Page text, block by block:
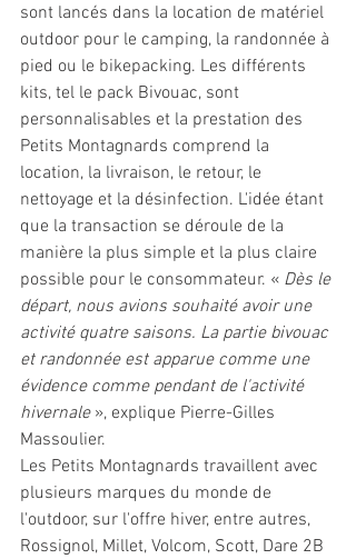
sont lancés dans la location de matériel
outdoor pour le camping, la randonnée à
pied ou le bikepacking. Les différents
kits, tel le pack Bivouac, sont
personnalisables et la prestation des
Petits Montagnards comprend la
location, la livraison, le retour, le
nettoyage et la désinfection. L'idée étant
que la transaction se déroule de la
manière la plus simple et la plus claire
possible pour le consommateur. « Dès le
départ, nous avions souhaité avoir une
activité quatre saisons. La partie bivouac
et randonnée est apparue comme une
évidence comme pendant de l'activité
hivernale », explique Pierre-Gilles
Massoulier.
Les Petits Montagnards travaillent avec
plusieurs marques du monde de
l'outdoor, sur l'offre hiver, entre autres,
Rossignol, Millet, Volcom, Scott, Dare 2B